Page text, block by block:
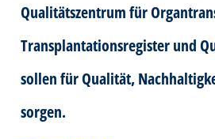
Qualitätszentrum für
Transplantationsregister und
sollen für Qualität,
sorgen.